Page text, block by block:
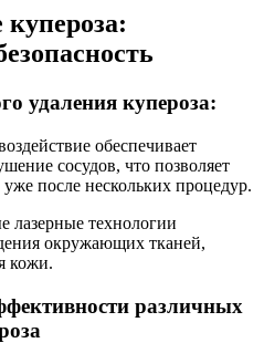
купероза:
удаления купероза:
обеспечивает
сосудов, что позволяет
уже после нескольких процедур.
лазерные технологии
окружающих тканей,
кожи.
различных